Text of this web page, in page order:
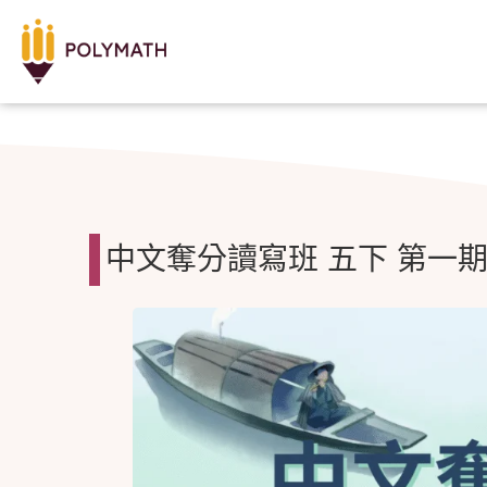
中文奪分讀寫班 五下 第一期